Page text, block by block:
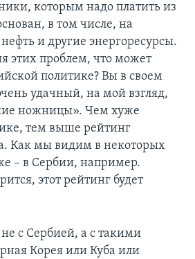
которым надо платить из
в том числе, на
и другие энергоресурсы.
этих проблем, что может
политике? Вы в своем
удачный, на мой взгляд,
ножницы». Чем хуже
тем выше рейтинг
Как мы видим в некоторых
– в Сербии, например.
этот рейтинг будет
с Сербией, а с такими
Корея или Куба или